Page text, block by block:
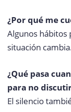
¿Por qué me
Algunos hábitos
situación
¿Qué pasa
para no
El silencio